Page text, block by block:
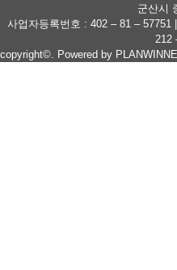
군산시
사업자등록번호 : 402 – 81 –
212
copyright©. Powered by